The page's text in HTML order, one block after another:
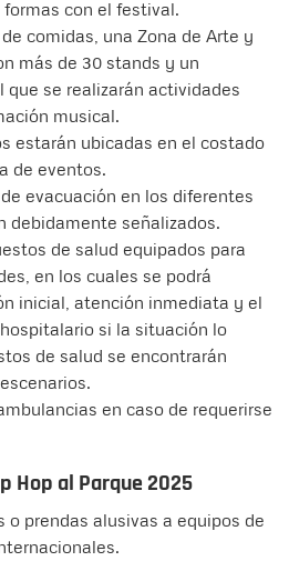
con el festival.
comidas, una Zona de Arte y
más de 30 stands y un
que se realizarán actividades
musical.
estarán ubicadas en el costado
de eventos.
evacuación en los diferentes
debidamente señalizados.
de salud equipados para
en los cuales se podrá
inicial, atención inmediata y el
si la situación lo
de salud se encontrarán
en caso de requerirse
Hop al Parque 2025
o prendas alusivas a equipos de